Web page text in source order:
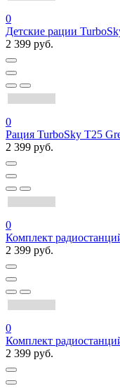
0
Детские рации
2 399 руб.
0
Рация TurboSky T25
2 399 руб.
0
Комплект
2 399 руб.
0
Комплект
2 399 руб.